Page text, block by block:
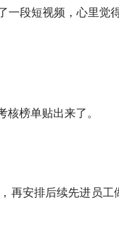
一段短视频，心里觉
榜单贴出来了。
再安排后续先进员工